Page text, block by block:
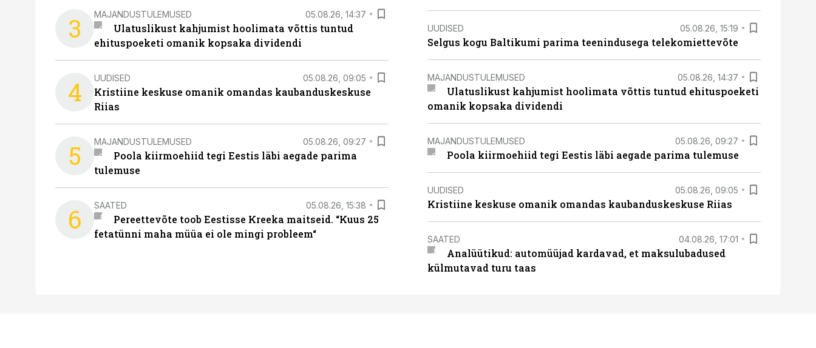
3 MAJANDUSTULEMUSED 05.08.26, 14:37
Ulatuslikust kahjumist hoolimata võttis tuntud
ehituspoeketi omanik kopsaka dividendi
4 UUDISED 05.08.26, 09:05
Kristiine keskuse omanik omandas kaubanduskeskuse
Riias
5 MAJANDUSTULEMUSED 05.08.26, 09:27
Poola kiirmoehiid tegi Eestis läbi aegade parima
tulemuse
6 SAATED 05.08.26, 15:38
Pereettevõte toob Eestisse Kreeka maitseid. “Kuus 25
fetatünni maha müüa ei ole mingi probleem“
UUDISED 05.08.26, 15:19
Selgus kogu Baltikumi parima teenindusega telekomiettevõte
MAJANDUSTULEMUSED 05.08.26, 14:37
Ulatuslikust kahjumist hoolimata võttis tuntud ehituspoeketi
omanik kopsaka dividendi
MAJANDUSTULEMUSED 05.08.26, 09:27
Poola kiirmoehiid tegi Eestis läbi aegade parima tulemuse
UUDISED 05.08.26, 09:05
Kristiine keskuse omanik omandas kaubanduskeskuse Riias
SAATED 04.08.26, 17:01
Analüütikud: automüüjad kardavad, et maksulubadused
külmutavad turu taas